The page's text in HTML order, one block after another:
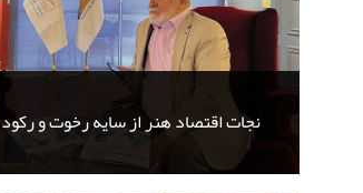
نجات اقتصاد هنر از سایه رخوت و رکود